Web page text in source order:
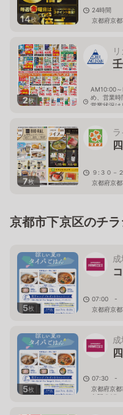
14枚
24時間
京都府京
2枚
AM10:00
め、営業時
営業状況は
7枚
９:３０－
京都府京
京都市下京区のチ
5枚
07:00 -
京都府京
5枚
07:30 -
京都府京
条駅 B2F